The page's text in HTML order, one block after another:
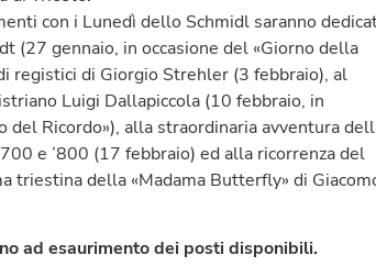
con i Lunedì dello Schmidl saranno
(27 gennaio, in occasione del «Giorno della
registici di Giorgio Strehler (3 febbraio), al
Luigi Dallapiccola (10 febbraio, in
del Ricordo»), alla straordinaria avventura
e ’800 (17 febbraio) ed alla ricorrenza del
triestina della «Madama Butterfly» di
ad esaurimento dei posti disponibili.